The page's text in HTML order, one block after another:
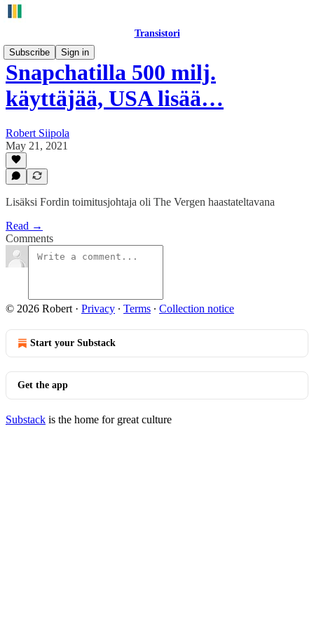
Transistori
Subscribe
Sign in
Snapchatilla 500 milj.
käyttäjää, USA lisää…
Robert Siipola
May 21, 2021
Lisäksi Fordin toimitusjohtaja oli The Vergen haastateltavana
Read →
Comments
© 2026 Robert · Privacy ∙ Terms ∙ Collection notice
Start your Substack
Get the app
Substack is the home for great culture